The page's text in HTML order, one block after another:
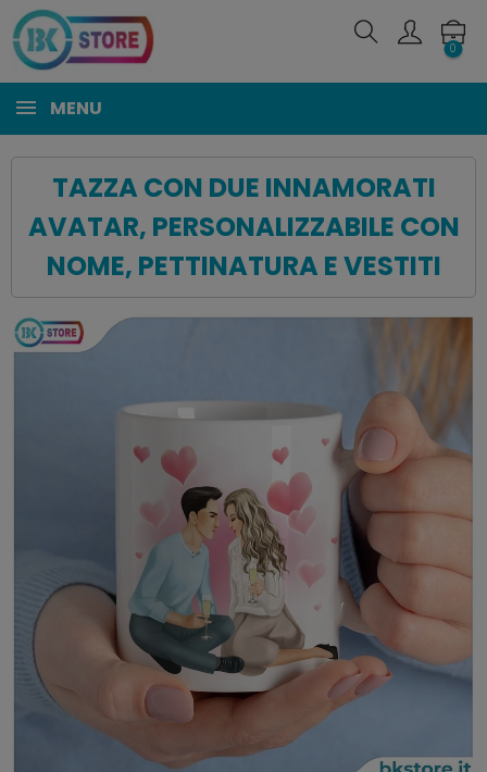
0
MENU
TAZZA CON DUE INNAMORATI
AVATAR, PERSONALIZZABILE CON
NOME, PETTINATURA E VESTITI